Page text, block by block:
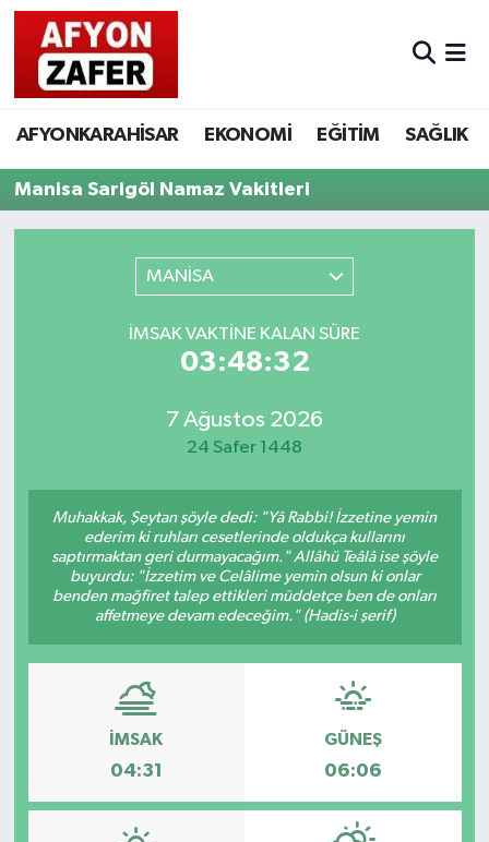
AFYONKARAHİSAR EKONOMİ EĞİTİM SAĞLIK
Manisa Sarigöl Namaz Vakitleri
MANİSA
İMSAK VAKTINE KALAN SÜRE
03:48:32
7 Ağustos 2026
24 Safer 1448
Muhakkak, Şeytan şöyle dedi: "Yâ Rabbi! İzzetine yemin
ederim ki ruhları cesetlerinde oldukça kullarını
saptırmaktan geri durmayacağım." Allâhü Teâlâ ise şöyle
buyurdu: "İzzetim ve Celâlime yemin olsun ki onlar
benden mağfiret talep ettikleri müddetçe ben de onları
affetmeye devam edeceğim." (Hadis-i şerif)
İMSAK
04:31
GÜNEŞ
06:06